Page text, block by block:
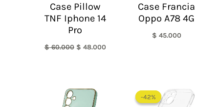
Case Pillow
TNF Iphone 14
Pro
$60.000 $ 48.000
Case Francia
Oppo A78 4G
$ 45.000
-42%
-42%
precio
original